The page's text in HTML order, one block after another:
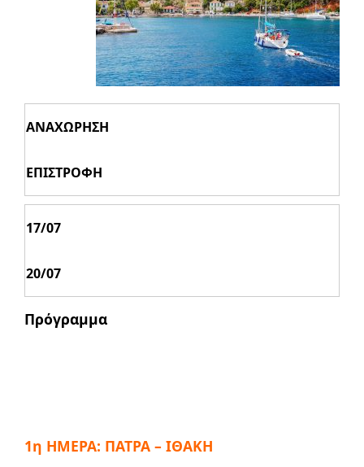
ΑΝΑΧΩΡΗΣΗ
ΕΠΙΣΤΡΟΦΗ
17/07
20/07
Πρόγραμμα
1η ΗΜΕΡΑ: ΠΑΤΡΑ – ΙΘΑΚΗ